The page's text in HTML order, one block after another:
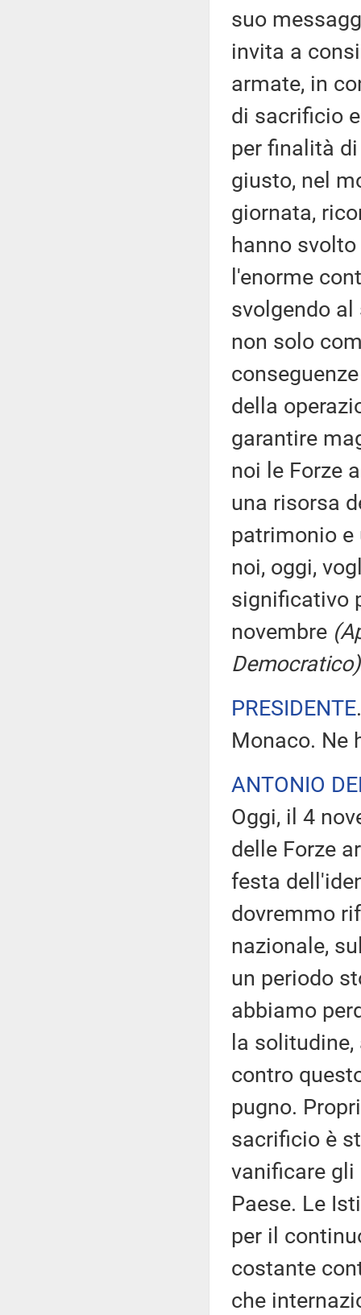
suo
invita a
armate, in
di sacrificio
per finalità
giusto, nel
giornata,
hanno
l'enorme
svolgendo
non solo
della
garantire
noi le Forze
una risorsa
patrimonio e
noi, oggi,
significativo
novembre
PRESIDENTE
Monaco. Ne
ANTONIO
Oggi, il 4
delle Forze
festa
dovremmo
nazionale,
un periodo
abbiamo
la
contro
pugno.
sacrificio è
vanificare gli
Paese. Le
per il
costante
che